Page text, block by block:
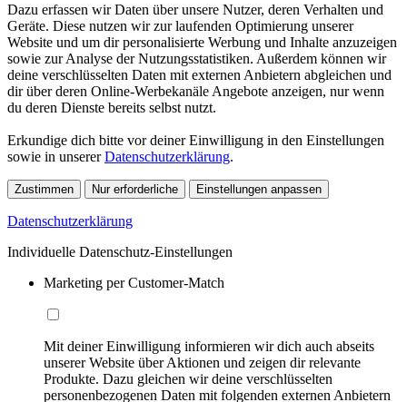
Dazu erfassen wir Daten über unsere Nutzer, deren Verhalten und
Geräte. Diese nutzen wir zur laufenden Optimierung unserer
Website und um dir personalisierte Werbung und Inhalte anzuzeigen
sowie zur Analyse der Nutzungsstatistiken. Außerdem können wir
deine verschlüsselten Daten mit externen Anbietern abgleichen und
dir über deren Online-Werbekanäle Angebote anzeigen, nur wenn
du deren Dienste bereits selbst nutzt.
Erkundige dich bitte vor deiner Einwilligung in den Einstellungen
sowie in unsererDatenschutzerklärung.
Zustimmen Nur erforderliche Einstellungen anpassen
Datenschutzerklärung
Individuelle Datenschutz-Einstellungen
Marketing per Customer-Match
Mit deiner Einwilligung informieren wir dich auch abseits
unserer Website über Aktionen und zeigen dir relevante
Produkte. Dazu gleichen wir deine verschlüsselten
personenbezogenen Daten mit folgenden externen Anbietern